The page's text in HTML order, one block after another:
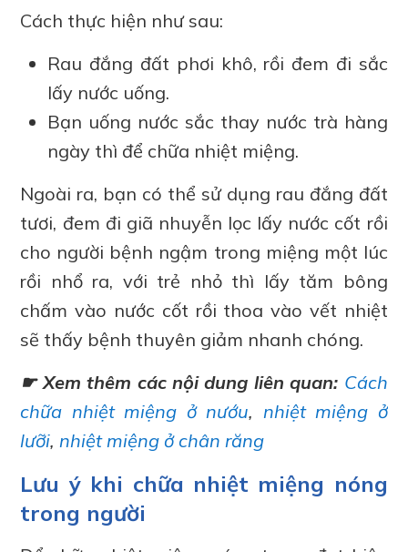
Cách thực hiện như sau:
Rau đắng đất phơi khô, rồi đem đi sắc
lấy nước uống.
Bạn uống nước sắc thay nước trà hàng
ngày thì để chữa nhiệt miệng.
Ngoài ra, bạn có thể sử dụng rau đắng đất
tươi, đem đi giã nhuyễn lọc lấy nước cốt rồi
cho người bệnh ngậm trong miệng một lúc
rồi nhổ ra, với trẻ nhỏ thì lấy tăm bông
chấm vào nước cốt rồi thoa vào vết nhiệt
sẽ thấy bệnh thuyên giảm nhanh chóng.
☛ Xem thêm các nội dung liên quan: Cách
chữa nhiệt miệng ở nướu, nhiệt miệng ở
lưỡi, nhiệt miệng ở chân răng
Lưu ý khi chữa nhiệt miệng nóng
trong người